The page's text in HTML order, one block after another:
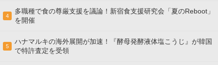
4
多職種で食の尊厳支援を議論！新宿食支援研究会「夏のReboot」
を開催
5
ハナマルキの海外展開が加速！『酵母発酵液体塩こうじ』が韓国
で特許査定を受領